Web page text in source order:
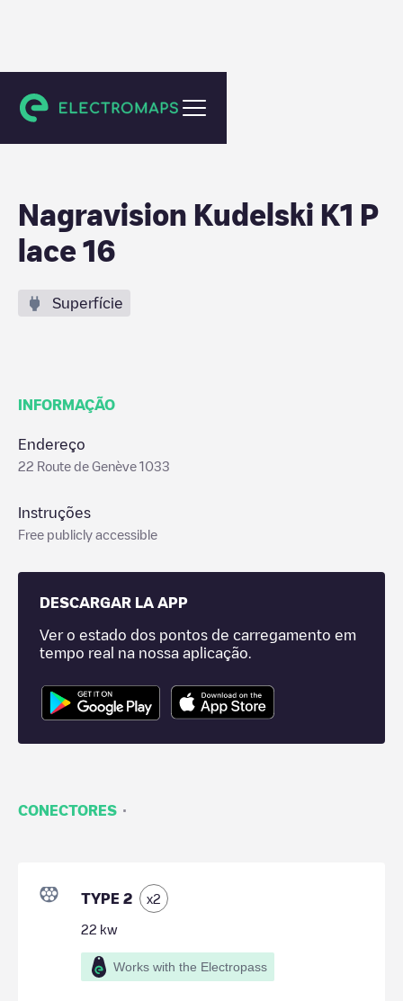
Cheseaux-sur-Lausanne
Nagravision Kudelski K1 P
lace 16
Superfície
INFORMAÇÃO
Endereço
22 Route de Genève 1033
Instruções
Free publicly accessible
DESCARGAR LA APP
Ver o estado dos pontos de carregamento em
tempo real na nossa aplicação.
CONECTORES ·
TYPE 2 x2
22 kw
Works with the Electropass